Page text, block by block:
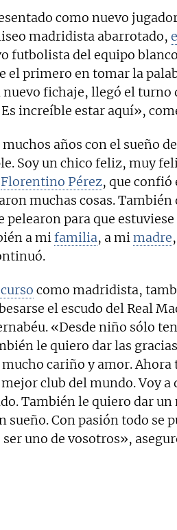
como nuevo
madridista abarrotado,
futbolista del equipo
el primero en tomar la
fichaje, llegó el turno
increíble estar aquí»,
años con el sueño
Soy un chico feliz, muy
Florentino Pérez, que
muchas cosas.
pelearon para que
a mifamilia, a mimadre
como madridista,
el escudo del Real
«Desde niño sólo
le quiero dar las
cariño y amor. Ahora
club del mundo. Voy a
También le quiero dar
sueño. Con pasión todo se
uno de vosotros»,